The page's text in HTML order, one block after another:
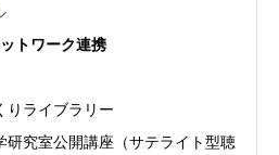
トワーク連携
りライブラリー
研究室公開講座（サテライト型聴